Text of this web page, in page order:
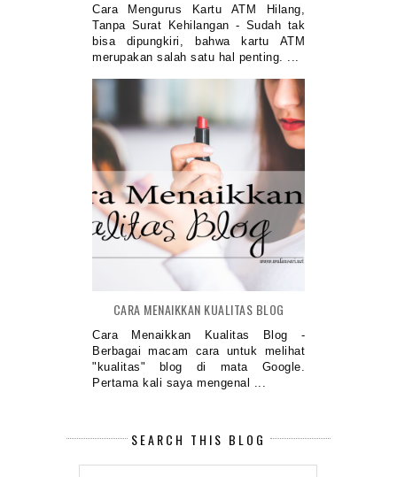
Cara Mengurus Kartu ATM Hilang,
Tanpa Surat Kehilangan - Sudah tak
bisa dipungkiri, bahwa kartu ATM
merupakan salah satu hal penting. ...
CARA MENAIKKAN KUALITAS BLOG
Cara Menaikkan Kualitas Blog -
Berbagai macam cara untuk melihat
"kualitas" blog di mata Google.
Pertama kali saya mengenal ...
SEARCH THIS BLOG